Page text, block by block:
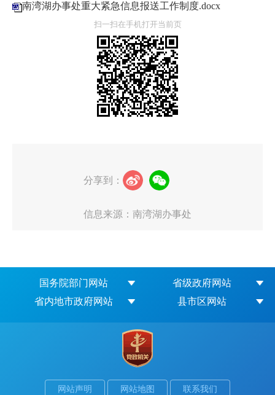
南湾湖办事处重大紧急信息报送工作制度.docx
扫一扫在手机打开当前页
分享到：
信息来源：南湾湖办事处
国务院部门网站
省级政府网站
省内地市政府网站
县市区网站
网站声明 网站地图 联系我们